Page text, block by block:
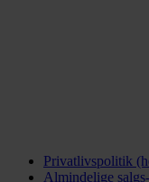
Privatlivspolitik
Almindelige